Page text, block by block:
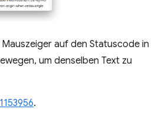
auf den Statuscode in
um denselben Text zu
1153956.